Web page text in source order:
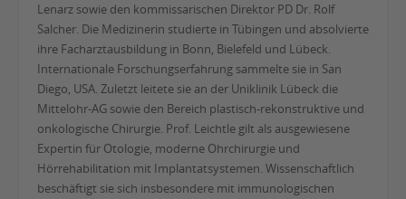
Lenarz sowie den kommissarischen Direktor PD Dr. Rolf
Salcher. Die Medizinerin studierte in Tübingen und absolvierte
ihre Facharztausbildung in Bonn, Bielefeld und Lübeck.
Internationale Forschungserfahrung sammelte sie in San
Diego, USA. Zuletzt leitete sie an der Uniklinik Lübeck die
Mittelohr-AG sowie den Bereich plastisch-rekonstruktive und
onkologische Chirurgie. Prof. Leichtle gilt als ausgewiesene
Expertin für Otologie, moderne Ohrchirurgie und
Hörrehabilitation mit Implantatsystemen. Wissenschaftlich
beschäftigt sie sich insbesondere mit immunologischen